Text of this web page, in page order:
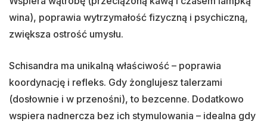
wina), poprawia wytrzymałość fizyczną i psychiczną,
zwiększa ostrość umysłu.
Schisandra ma unikalną właściwość – poprawia
koordynację i refleks. Gdy żonglujesz talerzami
(dosłownie i w przenośni), to bezcenne. Dodatkowo
wspiera nadnercza bez ich stymulowania – idealna gdy